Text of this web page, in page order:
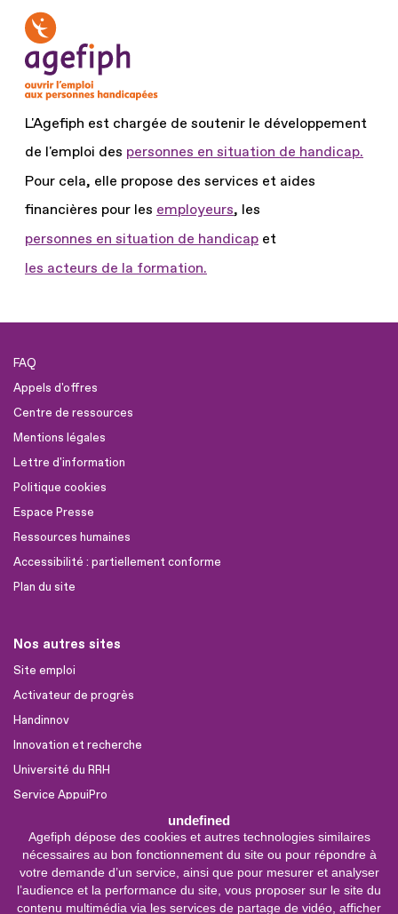
undefined
Agefiph dépose des cookies et autres technologies similaires
nécessaires au bon fonctionnement du site ou pour répondre à
votre demande d’un service, ainsi que pour mesurer et analyser
l’audience et la performance du site, vous proposer sur le site du
contenu multimédia via les services de partage de vidéo, afficher
L'Agefiph est chargée de soutenir le développement
de l'emploi des personnes en situation de handicap.
Pour cela, elle propose des services et aides
financières pour les employeurs, les
personnes en situation de handicap et
les acteurs de la formation.
FAQ
Appels d'offres
Centre de ressources
Mentions légales
Lettre d'information
Politique cookies
Espace Presse
Ressources humaines
Accessibilité : partiellement conforme
Plan du site
Nos autres sites
Site emploi
Activateur de progrès
Handinnov
Innovation et recherche
Université du RRH
Service AppuiPro
Nous suivre
Youtube
Linkedin